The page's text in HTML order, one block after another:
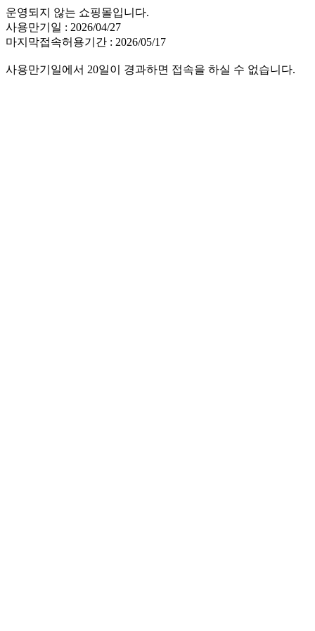
운영되지 않는 쇼핑몰입니다.
사용만기일 : 2026/04/27
마지막접속허용기간 : 2026/05/17
사용만기일에서 20일이 경과하면 접속을 하실 수 없습니다.